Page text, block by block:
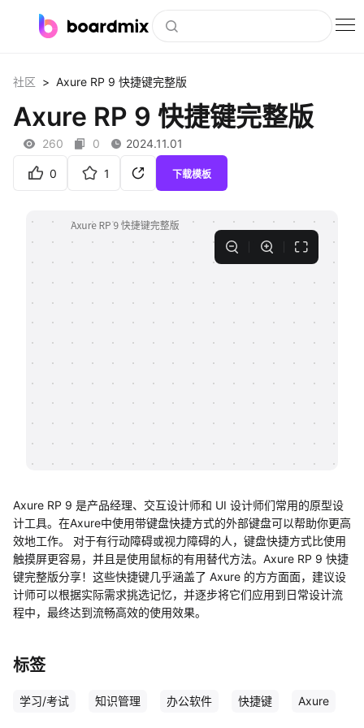
社区资源
下载
私有化部署
支持
帮助中心
知识分享社区
社区 > Axure RP 9 快捷键完整版
Axure RP 9 快捷键完整版
260 0 2024.11.01
0 1 下载模板
Axure RP 9 是产品经理、交互设计师和 UI 设计师们常用的原型设
计工具。在Axure中使用带键盘快捷方式的外部键盘可以帮助你更高
效地工作。 对于有行动障碍或视力障碍的人，键盘快捷方式比使用
触摸屏更容易，并且是使用鼠标的有用替代方法。Axure RP 9 快捷
键完整版分享！这些快捷键几乎涵盖了 Axure 的方方面面，建议设
计师可以根据实际需求挑选记忆，并逐步将它们应用到日常设计流
程中，最终达到流畅高效的使用效果。
标签
学习/考试 知识管理 办公软件 快捷键 Axure